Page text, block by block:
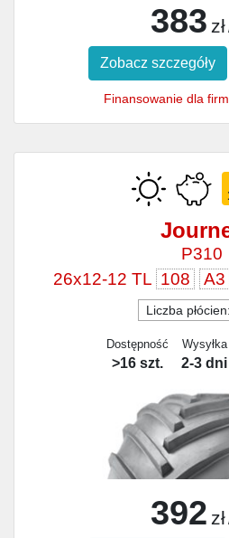
383 zł
Zobacz szczegóły
Finansowanie dla firm
P310
26x12-12 TL 108 A3
Liczba płócien:
Dostępność
>16 szt.
Wysyłka
2-3 dni
392 zł